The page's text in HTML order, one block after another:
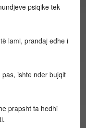
psiqike tek
lami, prandaj edhe i
ishte nder bujqit
prapsht ta hedhi